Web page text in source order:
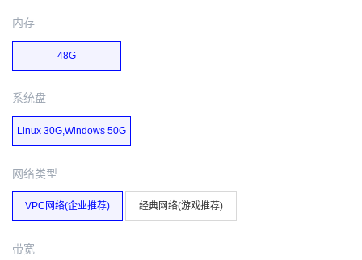
内存
48G
系统盘
Linux 30G,Windows 50G
网络类型
VPC网络(企业推荐) 经典网络(游戏推荐)
带宽